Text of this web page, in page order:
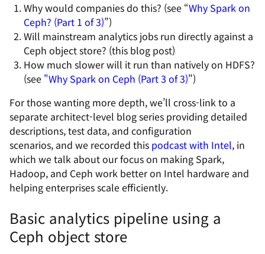
Why would companies do this? (see “Why Spark on
Ceph? (Part 1 of 3)”)
Will mainstream analytics jobs run directly against a
Ceph object store? (this blog post)
How much slower will it run than natively on HDFS?
(see "Why Spark on Ceph (Part 3 of 3)")
For those wanting more depth, we’ll cross-link to a
separate architect-level blog series providing detailed
descriptions, test data, and configuration
scenarios, and we recorded this podcast with Intel, in
which we talk about our focus on making Spark,
Hadoop, and Ceph work better on Intel hardware and
helping enterprises scale efficiently.
Basic analytics pipeline using a
Ceph object store